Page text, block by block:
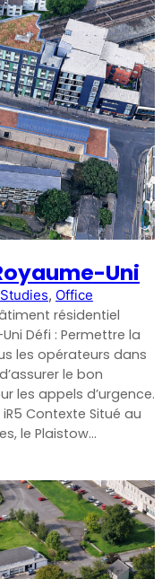
en ligne
de signaux
Uni
, Office
résidentiel
Défi : Permettre la
les opérateurs dans
le bon
les appels d’urgence.
Contexte Situé au
le Plaistow…